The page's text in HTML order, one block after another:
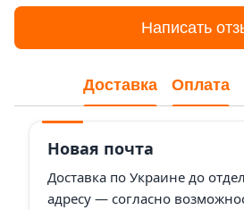
Написать
Доставка Оплата
Новая почта
Доставка по Украине до
адресу — согласно